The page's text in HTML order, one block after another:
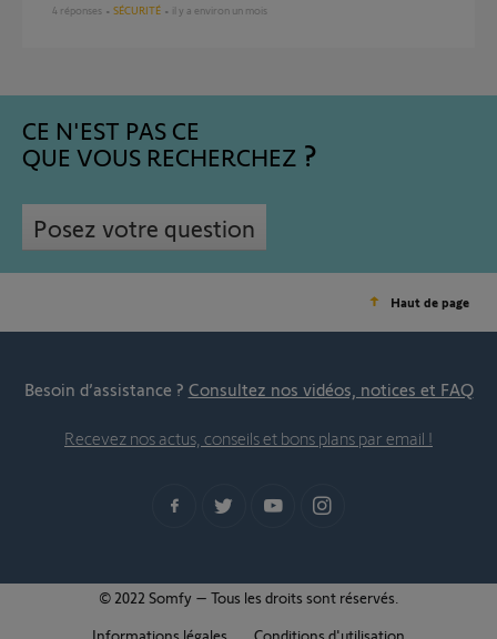
4 réponses SÉCURITÉ il y a environ un mois
CE N'EST PAS CE
QUE VOUS RECHERCHEZ
Posez votre question
Haut de page
Besoin d’assistance ? Consultez nos vidéos, notices et FAQ
Recevez nos actus, conseils et bons plans par email !
© 2022 Somfy – Tous les droits sont réservés.
Informations légales
Conditions d'utilisation